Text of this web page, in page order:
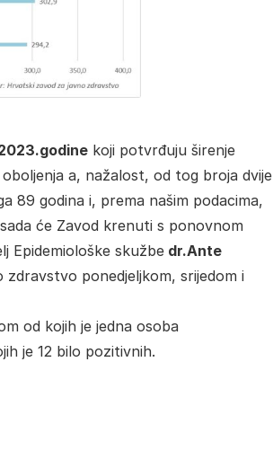
koji potvrđuju širenje
a, nažalost, od tog broja dvije
89 godina i, prema našim podacima,
će Zavod krenuti s ponovnom
Epidemiološke skužbe dr.Ante
zdravstvo ponedjeljkom, srijedom i
od kojih je jedna osoba
je 12 bilo pozitivnih.